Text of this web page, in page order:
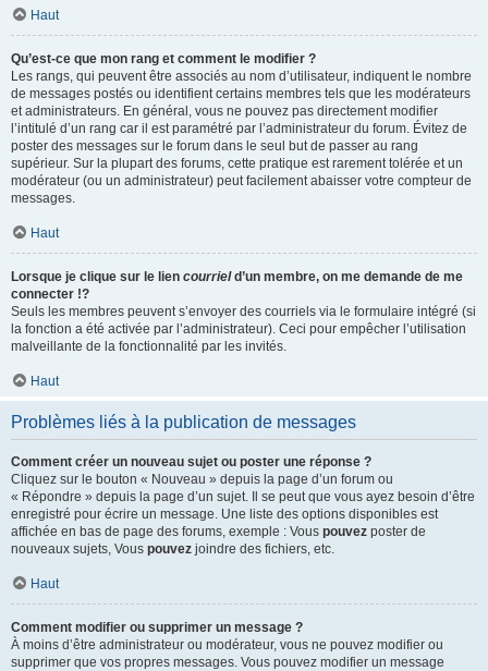
Haut
Qu’est-ce que mon rang et comment le modifier ?
Les rangs, qui peuvent être associés au nom d’utilisateur, indiquent le nombre
de messages postés ou identifient certains membres tels que les modérateurs
et administrateurs. En général, vous ne pouvez pas directement modifier
l’intitulé d’un rang car il est paramétré par l’administrateur du forum. Évitez de
poster des messages sur le forum dans le seul but de passer au rang
supérieur. Sur la plupart des forums, cette pratique est rarement tolérée et un
modérateur (ou un administrateur) peut facilement abaisser votre compteur de
messages.
Haut
Lorsque je clique sur le lien courrield’un membre, on me demande de me
connecter !?
Seuls les membres peuvent s’envoyer des courriels via le formulaire intégré (si
la fonction a été activée par l’administrateur). Ceci pour empêcher l’utilisation
malveillante de la fonctionnalité par les invités.
Haut
Problèmes liés à la publication de messages
Comment créer un nouveau sujet ou poster une réponse ?
Cliquez sur le bouton « Nouveau » depuis la page d’un forum ou
« Répondre » depuis la page d’un sujet. Il se peut que vous ayez besoin d’être
enregistré pour écrire un message. Une liste des options disponibles est
affichée en bas de page des forums, exemple : Vous pouvez poster de
nouveaux sujets, Vous pouvez joindre des fichiers, etc.
Haut
Comment modifier ou supprimer un message ?
À moins d’être administrateur ou modérateur, vous ne pouvez modifier ou
supprimer que vos propres messages. Vous pouvez modifier un message